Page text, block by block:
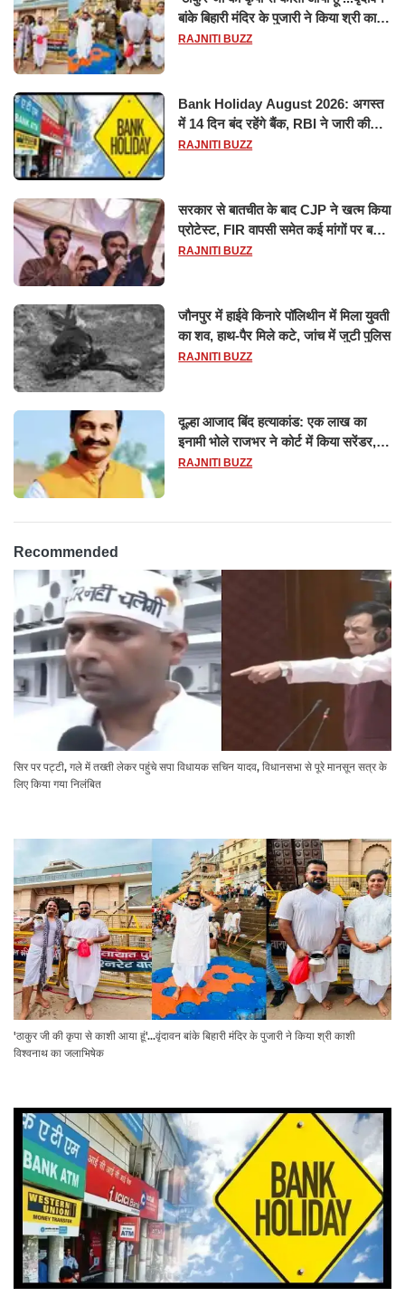
बांके बिहारी मंदिर के पुजारी ने किया श्री काशी
विश्वनाथ का जलाभिषेक
RAJNITI BUZZ
Bank Holiday August 2026: अगस्त
में 14 दिन बंद रहेंगे बैंक, RBI ने जारी की
छुट्टियों की लिस्ट​​​​​​​
RAJNITI BUZZ
सरकार से बातचीत के बाद CJP ने खत्म किया
प्रोटेस्ट, FIR वापसी समेत कई मांगों पर बनी
सहमति
RAJNITI BUZZ
जौनपुर में हाईवे किनारे पॉलिथीन में मिला युवती
का शव, हाथ-पैर मिले कटे, जांच में जुटी पुलिस
RAJNITI BUZZ
दूल्हा आजाद बिंद हत्याकांड: एक लाख का
इनामी भोले राजभर ने कोर्ट में किया सरेंडर,
14 दिन के लिए भेजा गया जेल
RAJNITI BUZZ
Recommended
सिर पर पट्टी, गले में तख्ती लेकर पहुंचे सपा विधायक सचिन यादव, विधानसभा से पूरे मानसून सत्र के
लिए किया गया निलंबित
'ठाकुर जी की कृपा से काशी आया हूं'...वृंदावन बांके बिहारी मंदिर के पुजारी ने किया श्री काशी
विश्वनाथ का जलाभिषेक